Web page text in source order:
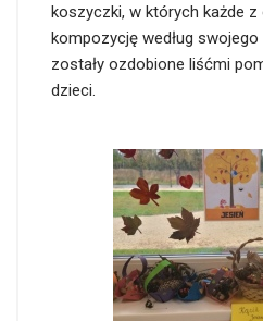
koszyczki, w których każde z
kompozycję według
zostały ozdobione liśćmi
dzieci.